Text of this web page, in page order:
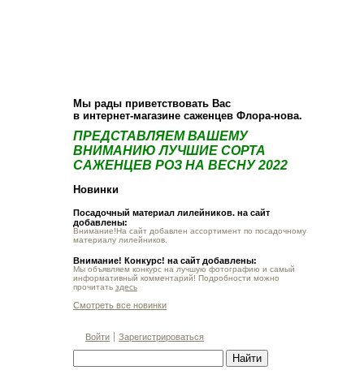
Мы рады приветствовать Вас
в интернет-магазине саженцев Флора-нова.
ПРЕДСТАВЛЯЕМ ВАШЕМУ
ВНИМАНИЮ ЛУЧШИЕ СОРТА
САЖЕНЦЕВ РОЗ НА ВЕСНУ 2022
Новинки
Посадочный материал лилейников. на сайт
добавлены:
Внимание!На сайт добавлен ассортимент по посадочному
материалу лилейников.
Внимание! Конкурс! на сайт добавлены:
Мы объявляем конкурс на лучшую фотографию и самый
информативный комментарий! Подробности можно
прочитать здесь
Смотреть все новинки
Войти Зарегистрироваться